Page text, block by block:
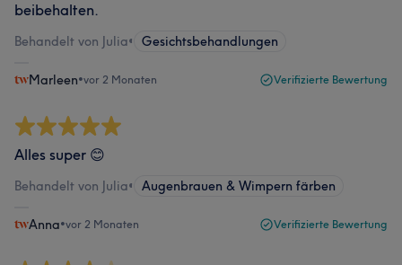
beibehalten.
Behandelt von Julia• Gesichtsbehandlungen
Marleen•vor 2 Monaten Verifizierte Bewertung
Alles super 😊
Behandelt von Julia• Augenbrauen & Wimpern färben
Anna•vor 2 Monaten Verifizierte Bewertung